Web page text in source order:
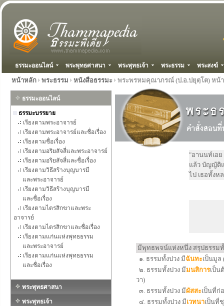
ธรรมะออนไลน์ พระพุทธศาสนา พระพุทธเจ้า พระธรรม พระสงฆ์
หน้าหลัก พระธรรม หนังสือธรรมะ พระพรหมคุณาภรณ์ (ป.อ.ปยุตฺโต) หน้
ธรรมะออนไลน์
ธรรมะบรรยาย
เรียงตามพระอาจารย์
เรียงตามพระอาจารย์และชื่อเรื่อง
เรียงตามชื่อเรื่อง
เรียงตามอริยสัจสี่และพระอาจารย์
เรียงตามอริยสัจสี่และชื่อเรื่อง
เรียงตามวิธีสร้างบุญบารมี
และพระอาจารย์
เรียงตามวิธีสร้างบุญบารมี
และชื่อเรื่อง
เรียงตามไตรสิกขาและพระ
อาจารย์
เรียงตามไตรสิกขาและชื่อเรื่อง
เรียงตามแก่นแห่งพุทธธรรม
และพระอาจารย์
เรียงตามแก่นแห่งพุทธธรรม
และชื่อเรื่อง
พระพุทธศาสนา
พระพุทธเจ้า
"อานนท์เอย
แล้ว บัญญัติ
ไป เธอทั้งห
มีพุทธพจน์แห่งหนึ่ง สรุปธรรม
๑. ธรรมทั้งปวง มีฉันทะเป็นมู
๒. ธรรมทั้งปวง มีมนสิการเป็น
วา)
๓. ธรรมทั้งปวง มีผัสสะเป็นที่ก่
๔. ธรรมทั้งปวง มีเวทนาเป็นที่